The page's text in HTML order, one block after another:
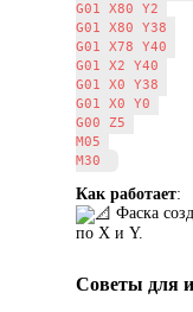
G01 X80 Y2
G01 X80 Y38
G01 X78 Y40
G01 X2 Y40
G01 X0 Y38
G01 X0 Y0
G00 Z5
M05
Как работает:
Фаска
по X и Y.
Советы для